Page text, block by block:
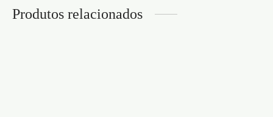
Produtos relacionados